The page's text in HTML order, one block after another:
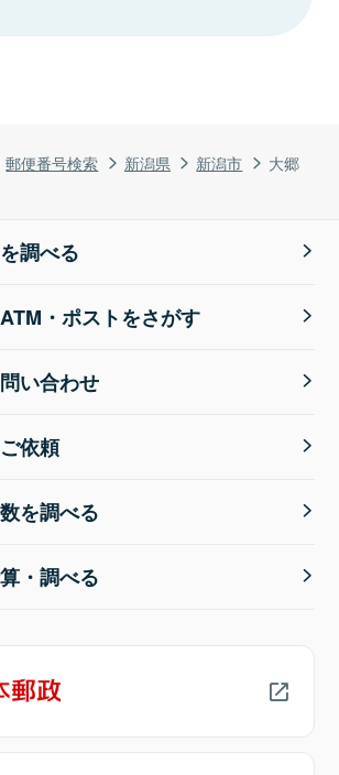
郵便番号検索 新潟県 新潟市 大郷
調べる
・ポストをさがす
い合わせ
依頼
を調べる
・調べる